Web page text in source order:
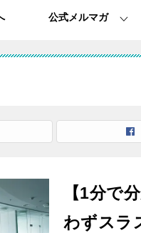
公式メルマガ
【1分で
わずスラ